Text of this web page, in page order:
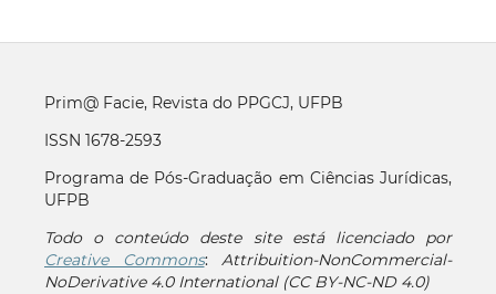
Prim@ Facie, Revista do PPGCJ, UFPB
ISSN 1678-2593
Programa de Pós-Graduação em Ciências Jurídicas,
UFPB
Todo o conteúdo deste site está licenciado por
Creative Commons:Attribuition-NonCommercial-
NoDerivative 4.0 International (CC BY-NC-ND 4.0)